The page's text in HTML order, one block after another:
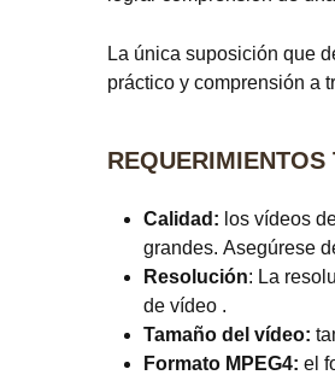
La única suposición que
práctico y comprensión a
REQUERIMIENTOS
Calidad: los vídeos
grandes. Asegúrese
Resolución: La
de vídeo .
Tamaño del vídeo:
Formato MPEG4: el